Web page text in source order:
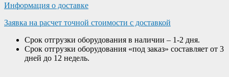
Информация о доставке
Заявка на расчет точной стоимости с доставкой
Срок отгрузки оборудования в наличии – 1-2 дня.
Срок отгрузки оборудования «под заказ» составляет от 3
дней до 12 недель.